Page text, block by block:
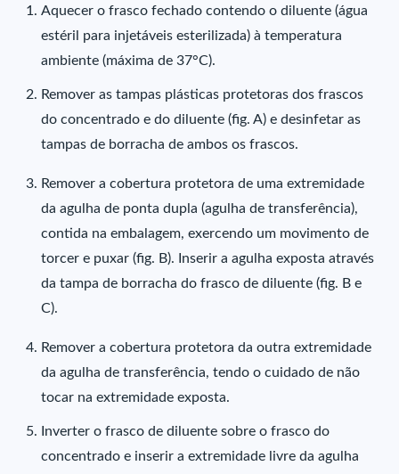
Aquecer o frasco fechado contendo o diluente (água
estéril para injetáveis esterilizada) à temperatura
ambiente (máxima de 37°C).
Remover as tampas plásticas protetoras dos frascos
do concentrado e do diluente (fig. A) e desinfetar as
tampas de borracha de ambos os frascos.
Remover a cobertura protetora de uma extremidade
da agulha de ponta dupla (agulha de transferência),
contida na embalagem, exercendo um movimento de
torcer e puxar (fig. B). Inserir a agulha exposta através
da tampa de borracha do frasco de diluente (fig. B e
C).
Remover a cobertura protetora da outra extremidade
da agulha de transferência, tendo o cuidado de não
tocar na extremidade exposta.
Inverter o frasco de diluente sobre o frasco do
concentrado e inserir a extremidade livre da agulha